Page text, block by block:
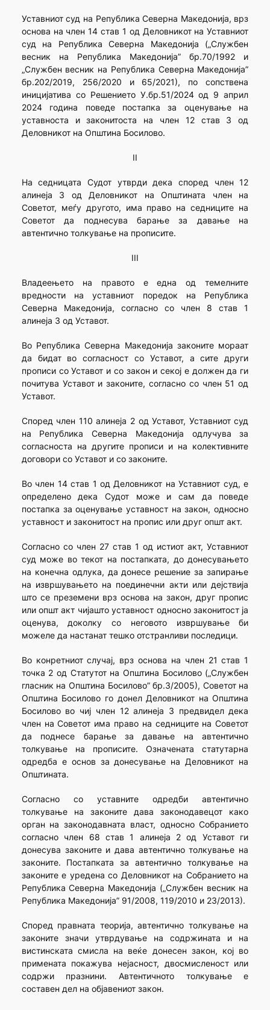
Уставниот суд на Република Северна Македонија, врз
основа на член 14 став 1 од Деловникот на Уставниот
суд на Република Северна Македонија („Службен
весник на Република Македонија” бр.70/1992 и
„Службен весник на Република Северна Македонија”
бр.202/2019, 256/2020 и 65/2021), по сопствена
иницијатива со Решението У.бр.51/2024 од 9 април
2024 година поведе постапка за оценување на
уставноста и законитоста на член 12 став 3 од
Деловникот на Општина Босилово.
II
На седницата Судот утврди дека според член 12
алинеја 3 од Деловникот на Општината член на
Советот, меѓу другото, има право на седниците на
Советот да поднесува барање за давање на
автентично толкување на прописите.
III
Владеењето на правото е една од темелните
вредности на уставниот поредок на Република
Северна Македонија, согласно со член 8 став 1
алинеја 3 од Уставот.
Во Република Северна Македонија законите мораат
да бидат во согласност со Уставот, а сите други
прописи со Уставот и со закон и секој е должен да ги
почитува Уставот и законите, согласно со член 51 од
Уставот.
Според член 110 алинеја 2 од Уставот, Уставниот суд
на Република Северна Македонија одлучува за
согласноста на другите прописи и на колективните
договори со Уставот и со законите.
Во член 14 став 1 од Деловникот на Уставниот суд, е
определено дека Судот може и сам да поведе
постапка за оценување уставност на закон, односно
уставност и законитост на пропис или друг општ акт.
Согласно со член 27 став 1 од истиот акт, Уставниот
суд може во текот на постапката, до донесувањето
на конечна одлука, да донесе решение за запирање
на извршувањето на поединечни акти или дејствија
што се преземени врз основа на закон, друг пропис
или општ акт чијашто уставност односно законитост ја
оценува, доколку со неговото извршување би
можеле да настанат тешко отстранливи последици.
Во конретниот случај, врз основа на член 21 став 1
точка 2 од Статутот на Општина Босилово („Службен
гласник на Општина Босилово” бр.3/2005), Советот на
Општина Босилово го донел Деловникот на Општина
Босилово во чиј член 12 алинеја 3 предвидел дека
член на Советот има право на седниците на Советот
да поднесе барање за давање на автентично
толкување на прописите. Означената статутарна
одредба е основ за донесување на Деловникот на
Општината.
Согласно со уставните одредби автентично
толкување на законите дава законодавецот како
орган на законодавната власт, односно Собранието
согласно член 68 став 1 алинеја 2 од Уставот ги
донесува законите и дава автентично толкување на
законите. Постапката за автентично толкување на
законите е уредена со Деловникот на Собранието на
Република Северна Македонија („Службен весник на
Република Македонија” 91/2008, 119/2010 и 23/2013).
Според правната теорија, автентично толкување на
законите значи утврдување на содржината и на
вистинската смисла на веќе донесен закон, кој во
примената покажува нејасност, двосмисленост или
содржи празнини. Автентичното толкување е
составен дел на објавениот закон.